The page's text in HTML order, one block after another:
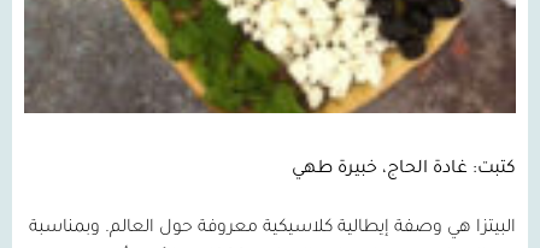
كتبت: غادة الحاج، خبيرة طهي
البيتزا هي وصفة إيطالية كلاسيكية معروفة حول العالم. وبمناسبة